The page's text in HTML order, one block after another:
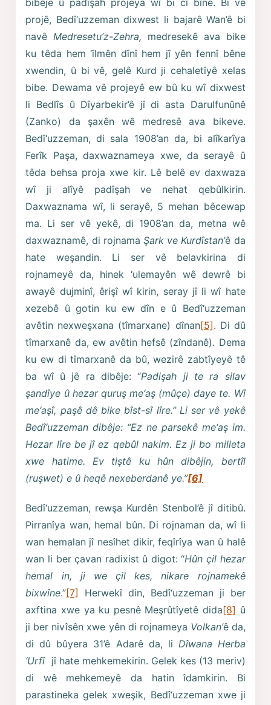
projê, Bedî‘uzzeman dixwest li bajarê Wan’ê bi
navê Medresetu’z-Zehra, medresekê ava bike
ku têda hem ‘îlmên dînî hem jî yên fennî bêne
xwendin, û bi vê, gelê Kurd ji cehaletîyê xelas
bibe. Dewama vê projeyê ew bû ku wî dixwest
li Bedlîs û Dîyarbekir’ê jî di asta Darulfunûnê
(Zanko) da şaxên wê medresê ava bikeve.
Bedî‘uzzeman, di sala 1908’an da, bi alîkarîya
Ferîk Paşa, daxwaznameya xwe, da serayê û
têda behsa proja xwe kir. Lê belê ev daxwaza
wî ji alîyê padîşah ve nehat qebûlkirin.
Daxwaznama wî, li serayê, 5 mehan bêcewap
ma. Li ser vê yekê, di 1908’an da, metna wê
daxwaznamê, di rojnama Şark ve Kurdîstan’ê da
hate weşandin. Li ser vê belavkirina di
rojnameyê da, hinek ‘ulemayên wê dewrê bi
awayê dujminî, êrişî wî kirin, seray jî li wî hate
xezebê û gotin ku ew dîn e û Bedî‘uzzeman
avêtin nexweşxana (tîmarxane) dînan[5]. Di dû
tîmarxanê da, ew avêtin hefsê (zîndanê). Dema
ku ew di tîmarxanê da bû, wezirê zabtîyeyê tê
ba wî û jê ra dibêje: “Padişah ji te ra silav
şandîye û hezar quruş me‘aş (mûçe) daye te. Wî
me‘aşî, paşê dê bike bîst-sî lîre.” Li ser vê yekê
Bedî‘uzzeman dibêje: “Ez ne parsekê me‘aş im.
Hezar lîre be jî ez qebûl nakim. Ez ji bo milleta
xwe hatime. Ev tiştê ku hûn dibêjin, bertîl
(ruşwet) e û heqê nexeberdanê ye.”[6]
Bedî‘uzzeman, rewşa Kurdên Stenbol’ê jî ditibû.
Pirranîya wan, hemal bûn. Di rojnaman da, wî li
wan hemalan jî nesîhet dikir, feqîrîya wan û halê
wan li ber çavan radixist û digot: “Hûn çil hezar
hemal in, ji we çil kes, nikare rojnamekê
bixwîne.”[7]
Herwekî din, Bedî‘uzzeman ji ber
axftina xwe ya ku pesnê Meşrûtîyetê dida[8] û
ji ber nivîsên xwe yên di rojnameya Volkan’ê da,
di dû bûyera 31’ê Adarê da, li Dîwana Herba
‘Urfîjî hate mehkemekirin. Gelek kes (13 meriv)
di wê mehkemeyê da hatin îdamkirin. Bi
parastineka gelek xweşik, Bedî‘uzzeman xwe ji